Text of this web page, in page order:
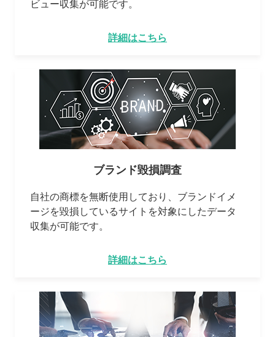
ビュー収集が可能です。
詳細はこちら
ブランド毀損調査
自社の商標を無断使用しており、ブランドイメ
ージを毀損しているサイトを対象にしたデータ
収集が可能です。
詳細はこちら